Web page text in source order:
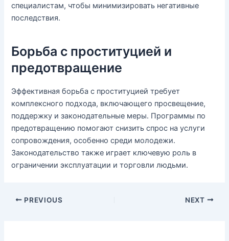
специалистам, чтобы минимизировать негативные
последствия.
Борьба с проституцией и
предотвращение
Эффективная борьба с проституцией требует
комплексного подхода, включающего просвещение,
поддержку и законодательные меры. Программы по
предотвращению помогают снизить спрос на услуги
сопровождения, особенно среди молодежи.
Законодательство также играет ключевую роль в
ограничении эксплуатации и торговли людьми.
PREVIOUS NEXT